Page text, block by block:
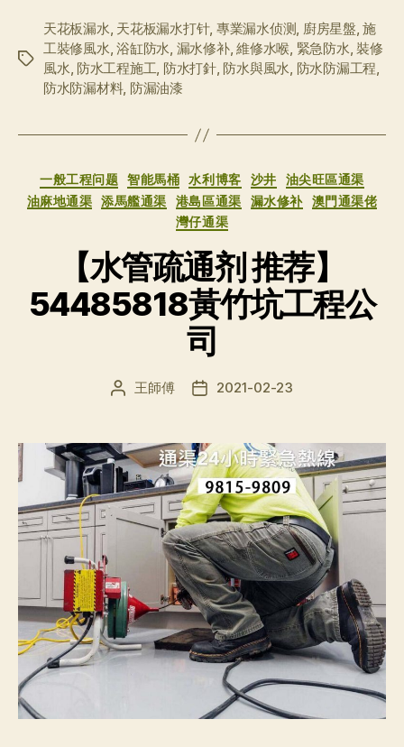
标
天花板漏水, 天花板漏水打针, 專業漏水侦测, 廚房星盤,施
工裝修風水,浴缸防水, 漏水修补,維修水喉, 緊急防水,裝修
風水, 防水工程施工, 防水打針, 防水與風水, 防水防漏工程,
防水防漏材料, 防漏油漆
分
类
一般工程问题 智能馬桶 水利博客 沙井
油尖旺區通渠
油麻地通渠
添馬艦通渠 港島區通渠 漏水修补
澳門通渠佬
灣仔通渠
【水管疏通剂 推荐】
54485818黃竹坑工程公
司
文
者
王師傅
发
期
2021-02-23